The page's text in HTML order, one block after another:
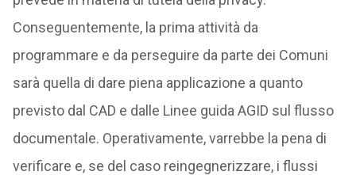
Conseguentemente, la prima attività da
programmare e da perseguire da parte dei Comuni
sarà quella di dare piena applicazione a quanto
previsto dal CAD e dalle Linee guida AGID sul flusso
documentale. Operativamente, varrebbe la pena di
verificare e, se del caso reingegnerizzare, i flussi